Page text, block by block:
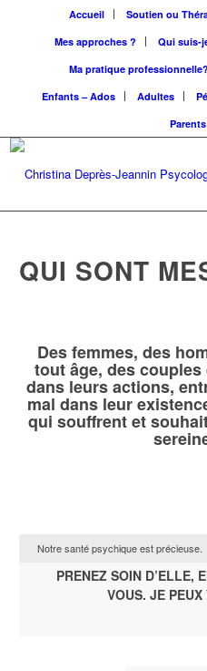
Accueil Soutien ou
Mes approches ?
Qui suis-
Ma pratique professionnelle?
Enfants – Ados
Adultes
QUI SONT
Des femmes, des
tout âge, des
dans leurs actions,
mal dans leur
qui souffrent et
Notre santé psychique est précieuse.
PRENEZ SOIN D’ELLE,
VOUS. JE